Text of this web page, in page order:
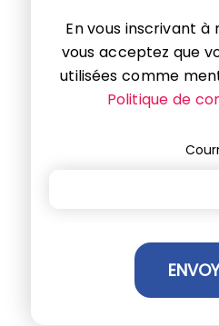
En vous inscrivant
vous acceptez que
utilisées comme
Politique de